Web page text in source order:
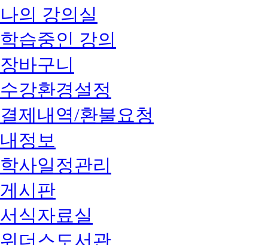
나의 강의실
학습중인 강의
장바구니
수강환경설정
결제내역/환불요청
내정보
학사일정관리
게시판
서식자료실
위더스도서관